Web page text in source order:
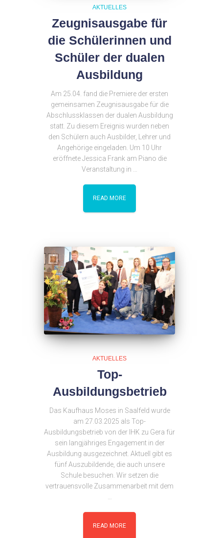
AKTUELLES
Zeugnisausgabe für
die Schülerinnen und
Schüler der dualen
Ausbildung
Am 25.04. fand die Premiere der ersten
gemeinsamen Zeugnisausgabe für die
Abschlussklassen der dualen Ausbildung
statt. Zu diesem Ereignis wurden neben
den Schülern auch Ausbilder, Lehrer und
Angehörige eingeladen. Um 10 Uhr
eröffnete Jessica Frank am Piano die
Veranstaltung in …
READ MORE
AKTUELLES
Top-
Ausbildungsbetrieb
Das Kaufhaus Moses in Saalfeld wurde
am 27.03.2025 als Top-
Ausbildungsbetrieb von der IHK zu Gera für
sein langjähriges Engagement in der
Ausbildung ausgezeichnet. Aktuell gibt es
fünf Auszubildende, die auch unsere
Schule besuchen. Wir setzen die
vertrauensvolle Zusammenarbeit mit dem
READ MORE